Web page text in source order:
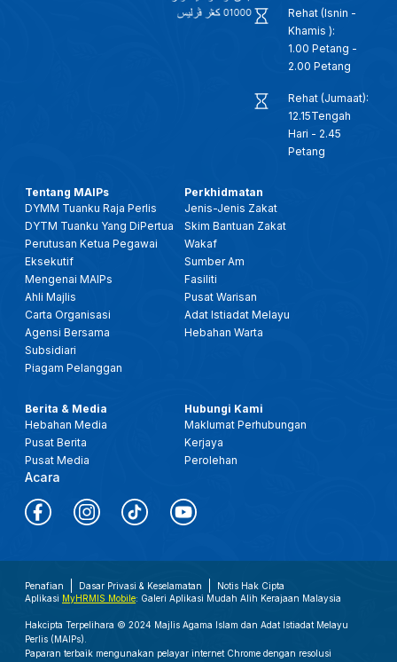
Rehat (Isnin -
Khamis ):
1.00 Petang -
2.00 Petang
Rehat (Jumaat):
12.15Tengah
Hari - 2.45
Petang
Tentang MAIPs
DYMM Tuanku Raja Perlis
DYTM Tuanku Yang DiPertua
Perutusan Ketua Pegawai
Eksekutif
Mengenai MAIPs
Ahli Majlis
Carta Organisasi
Agensi Bersama
Subsidiari
Piagam Pelanggan
Perkhidmatan
Jenis-Jenis Zakat
Skim Bantuan Zakat
Wakaf
Sumber Am
Fasiliti
Pusat Warisan
Adat Istiadat Melayu
Hebahan Warta
Berita & Media
Hebahan Media
Pusat Berita
Pusat Media
Acara
Hubungi Kami
Maklumat Perhubungan
Kerjaya
Perolehan
Penafian Dasar Privasi & Keselamatan
Notis Hak Cipta
Aplikasi MyHRMIS Mobile: Galeri Aplikasi Mudah Alih Kerajaan Malaysia
Hakcipta Terpelihara © 2024 Majlis Agama Islam dan Adat Istiadat Melayu
Perlis (MAIPs).
Paparan terbaik mengunakan pelayar internet Chrome dengan resolusi